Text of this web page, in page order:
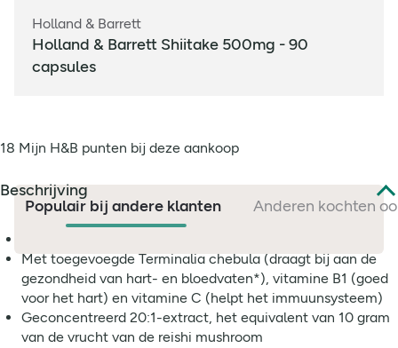
Holland & Barrett
Holland & Barrett Shiitake 500mg - 90
capsules
18 Mijn H&B punten bij deze aankoop
Beschrijving
Met toegevoegde Terminalia chebula (draagt bij aan de
gezondheid van hart- en bloedvaten*), vitamine B1 (goed
voor het hart) en vitamine C (helpt het immuunsysteem)
Geconcentreerd 20:1-extract, het equivalent van 10 gram
van de vrucht van de reishi mushroom
Populair bij andere klanten Anderen kochten